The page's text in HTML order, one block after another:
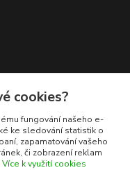
cookies?
fungování našeho e-
ke sledování statistik o
zapamatování vašeho
či zobrazení reklam
Více k využití cookies